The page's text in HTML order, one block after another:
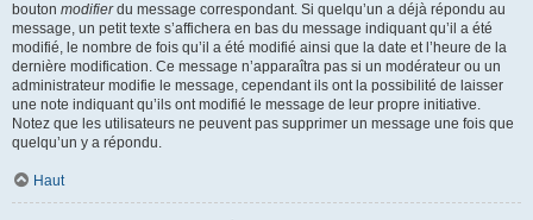
bouton modifierdu message correspondant. Si quelqu’un a déjà répondu au
message, un petit texte s’affichera en bas du message indiquant qu’il a été
modifié, le nombre de fois qu’il a été modifié ainsi que la date et l’heure de la
dernière modification. Ce message n’apparaîtra pas si un modérateur ou un
administrateur modifie le message, cependant ils ont la possibilité de laisser
une note indiquant qu’ils ont modifié le message de leur propre initiative.
Notez que les utilisateurs ne peuvent pas supprimer un message une fois que
quelqu’un y a répondu.
Haut